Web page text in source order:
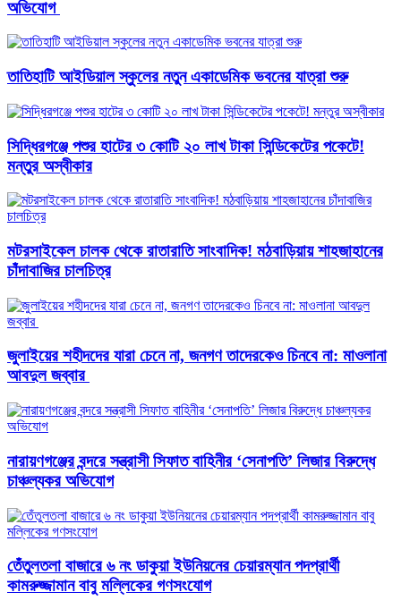
অভিযোগ ‎
তাতিহাটি আইডিয়াল স্কুলের নতুন একাডেমিক ভবনের যাত্রা শুরু
সিদ্ধিরগঞ্জে পশুর হাটের ৩ কোটি ২০ লাখ টাকা সিন্ডিকেটের পকেটে!
মন্তুর অস্বীকার
মটরসাইকেল চালক থেকে রাতারাতি সাংবাদিক! মঠবাড়িয়ায় শাহজাহানের
চাঁদাবাজির চালচিত্র
জুলাইয়ের শহীদদের যারা চেনে না, জনগণ তাদেরকেও চিনবে না: মাওলানা
আবদুল জব্বার ​
নারায়ণগঞ্জের বন্দরে সন্ত্রাসী সিফাত বাহিনীর ‘সেনাপতি’ লিজার বিরুদ্ধে
চাঞ্চল্যকর অভিযোগ
তেঁতুলতলা বাজারে ৬ নং ডাকুয়া ইউনিয়নের চেয়ারম্যান পদপ্রার্থী
কামরুজ্জামান বাবু মল্লিকের গণসংযোগ